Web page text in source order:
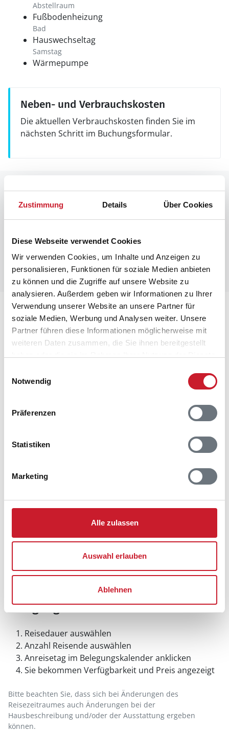
Zustimmung Details Über Cookies
Diese Webseite verwendet Cookies
Wir verwenden Cookies, um Inhalte und Anzeigen zu
personalisieren, Funktionen für soziale Medien anbieten
zu können und die Zugriffe auf unsere Website zu
analysieren. Außerdem geben wir Informationen zu Ihrer
Verwendung unserer Website an unsere Partner für
soziale Medien, Werbung und Analysen weiter. Unsere
Partner führen diese Informationen möglicherweise mit
weiteren Daten zusammen, die Sie ihnen bereitgestellt
Notwendig
Präferenzen
Statistiken
Marketing
Alle zulassen
Auswahl erlauben
Ablehnen
Abstellraum
Fußbodenheizung
Bad
Hauswechseltag
Samstag
Wärmepumpe
Neben- und Verbrauchskosten
Die aktuellen Verbrauchskosten finden Sie im
nächsten Schritt im Buchungsformular.
Raumaufteilung
Lageplan
Adresse
Ferienhaus B2403
Julianevej 130
6960 Hvide Sande
Belegungskalender
Reisedauer auswählen
Anzahl Reisende auswählen
Anreisetag im Belegungskalender anklicken
Sie bekommen Verfügbarkeit und Preis angezeigt
Bitte beachten Sie, dass sich bei Änderungen des
Reisezeitraumes auch Änderungen bei der
Hausbeschreibung und/oder der Ausstattung ergeben
können.